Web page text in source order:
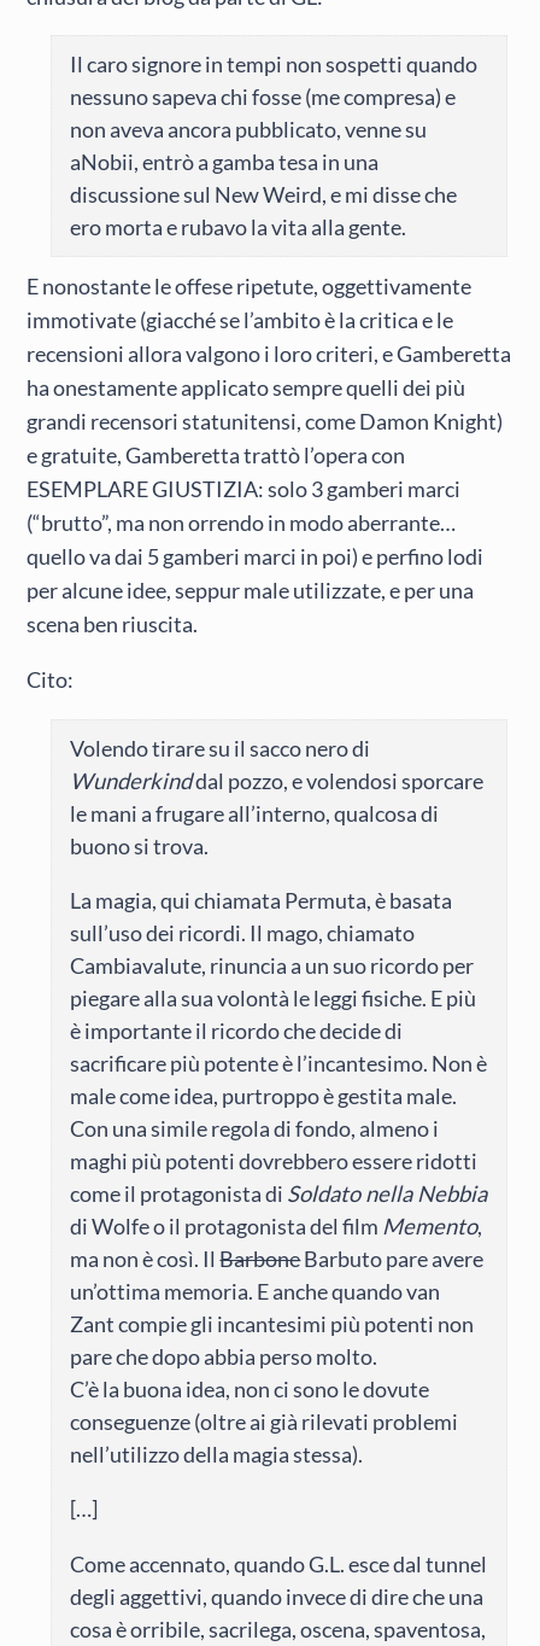
Il caro signore in tempi non sospetti quando
nessuno sapeva chi fosse (me compresa) e
non aveva ancora pubblicato, venne su
aNobii, entrò a gamba tesa in una
discussione sul New Weird, e mi disse che
ero morta e rubavo la vita alla gente.
E nonostante le offese ripetute, oggettivamente
immotivate (giacché se l’ambito è la critica e le
recensioni allora valgono i loro criteri, e Gamberetta
ha onestamente applicato sempre quelli dei più
grandi recensori statunitensi, come Damon Knight)
e gratuite, Gamberetta trattò l’opera con
ESEMPLARE GIUSTIZIA: solo 3 gamberi marci
(“brutto”, ma non orrendo in modo aberrante…
quello va dai 5 gamberi marci in poi) e perfino lodi
per alcune idee, seppur male utilizzate, e per una
scena ben riuscita.
Cito:
Volendo tirare su il sacco nero di
Wunderkinddal pozzo, e volendosi sporcare
le mani a frugare all’interno, qualcosa di
buono si trova.
La magia, qui chiamata Permuta, è basata
sull’uso dei ricordi. Il mago, chiamato
Cambiavalute, rinuncia a un suo ricordo per
piegare alla sua volontà le leggi fisiche. E più
è importante il ricordo che decide di
sacrificare più potente è l’incantesimo. Non è
male come idea, purtroppo è gestita male.
Con una simile regola di fondo, almeno i
maghi più potenti dovrebbero essere ridotti
come il protagonista di Soldato nella Nebbia
di Wolfe o il protagonista del film Memento,
ma non è così. IlBarboneBarbuto pare avere
un’ottima memoria. E anche quando van
Zant compie gli incantesimi più potenti non
pare che dopo abbia perso molto.
C’è la buona idea, non ci sono le dovute
conseguenze (oltre ai già rilevati problemi
nell’utilizzo della magia stessa).
[…]
Come accennato, quando G.L. esce dal tunnel
degli aggettivi, quando invece di dire che una
cosa è orribile, sacrilega, oscena, spaventosa,